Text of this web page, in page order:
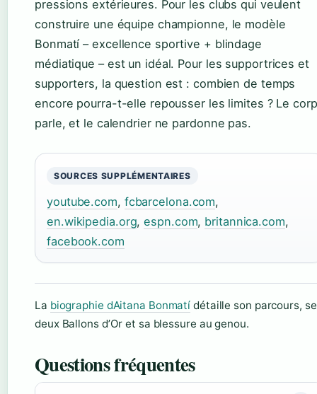
pressions extérieures. Pour les clubs qui veulent
construire une équipe championne, le modèle
Bonmatí – excellence sportive + blindage
médiatique – est un idéal. Pour les supportrices et
supporters, la question est : combien de temps
encore pourra-t-elle repousser les limites ? Le
parle, et le calendrier ne pardonne pas.
SOURCES SUPPLÉMENTAIRES
youtube.com, fcbarcelona.com,
en.wikipedia.org,espn.com, britannica.com,
facebook.com
La biographie dAitana Bonmatí détaille son parcours,
deux Ballons d’Or et sa blessure au genou.
Questions fréquentes